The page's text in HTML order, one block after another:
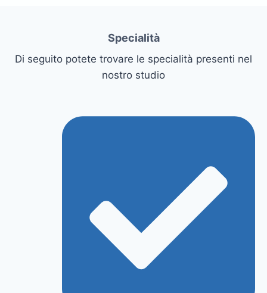
Specialità
Di seguito potete trovare le specialità presenti nel
nostro studio